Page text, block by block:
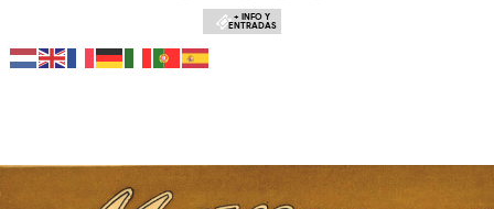
+ INFO Y
ENTRADAS